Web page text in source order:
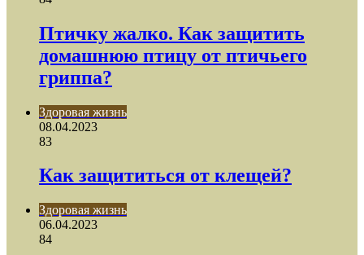
Птичку жалко. Как защитить
домашнюю птицу от птичьего
гриппа?
Здоровая жизнь
08.04.2023
83
Как защититься от клещей?
Здоровая жизнь
06.04.2023
84